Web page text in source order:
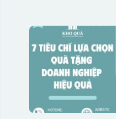
Hộp xi biểu trưng